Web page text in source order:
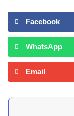
Facebook
WhatsApp
Email